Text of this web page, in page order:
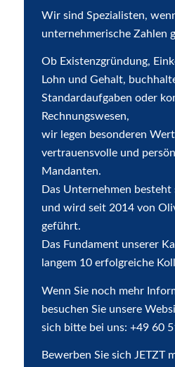
Wir sind Spezialisten,
unternehmerische Zahlen
Ob Existenzgründung,
Lohn und Gehalt,
Standardaufgaben oder
Rechnungswesen,
wir legen besonderen
vertrauensvolle und
Mandanten.
Das Unternehmen
und wird seit 2014 von
geführt.
Das Fundament unserer
langem 10 erfolgreiche
Wenn Sie noch mehr
besuchen Sie unsere
sich bitte bei uns: +49 60
Bewerben Sie sich JETZT